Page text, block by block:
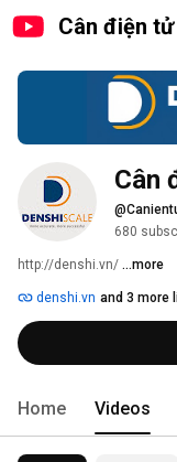
Cân điện
Cân
680
http://denshi.vn/ ...more
denshi.vn and 3 more
Home Videos